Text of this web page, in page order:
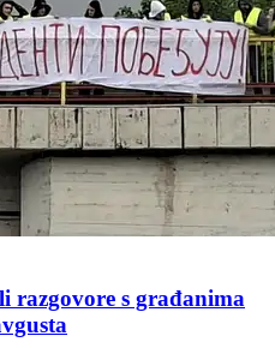
razgovore s građanima